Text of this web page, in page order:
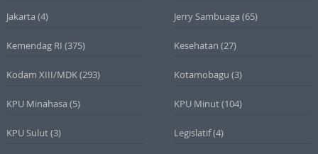
Jakarta (4) Jerry Sambuaga (65)
Kemendag RI (375) Kesehatan (27)
Kodam XIII/MDK(293) Kotamobagu (3)
KPU Minahasa (5) KPU Minut(104)
KPU Sulut(3) Legislatif(4)